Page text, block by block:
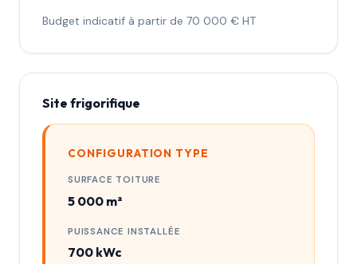
Budget indicatif à partir de 70 000 € HT
Site frigorifique
CONFIGURATION TYPE
SURFACE TOITURE
5 000 m²
PUISSANCE INSTALLÉE
700 kWc